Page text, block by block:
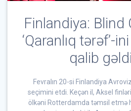
Finlandiya: Blind
‘Qaranlıq tərəf’-
qalib gəldi
Fevralın 20-si Finlandiya
seçimini etdi. Keçən il, Aksel
ölkəni Rotterdamda təmsil etmə